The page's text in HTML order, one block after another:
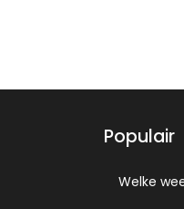
Populair
Welke